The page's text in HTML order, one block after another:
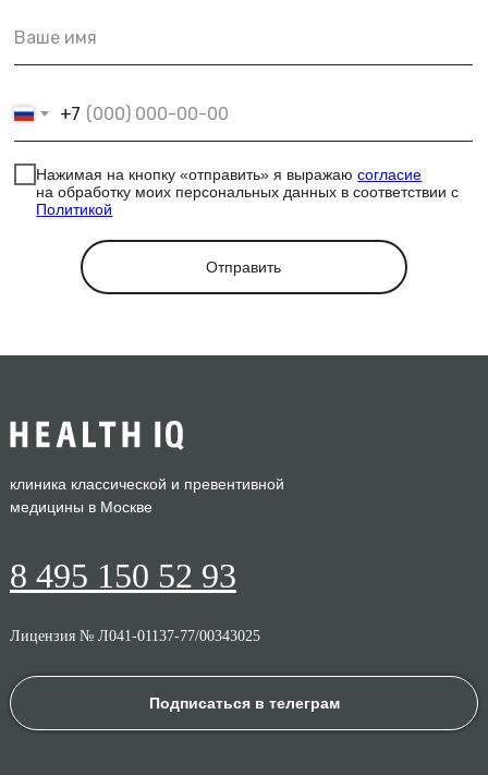
+7
Нажимая на кнопку «отправить» я выражаюсогласие
на обработку моих персональных данных в соответствии с
Политикой
Отправить
Лицензия № Л041-01137-77/00343025
8 495 150 52 93
клиника классической и превентивной
медицины в Москве
Подписаться в телеграм